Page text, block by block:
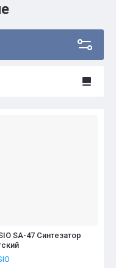
SA-47 Синтезатор